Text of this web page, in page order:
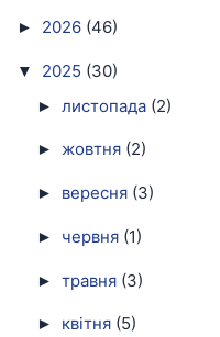
► 2026 (46)
▼ 2025 (30)
► листопада (2)
► жовтня (2)
► вересня (3)
► червня (1)
► травня (3)
► квітня (5)